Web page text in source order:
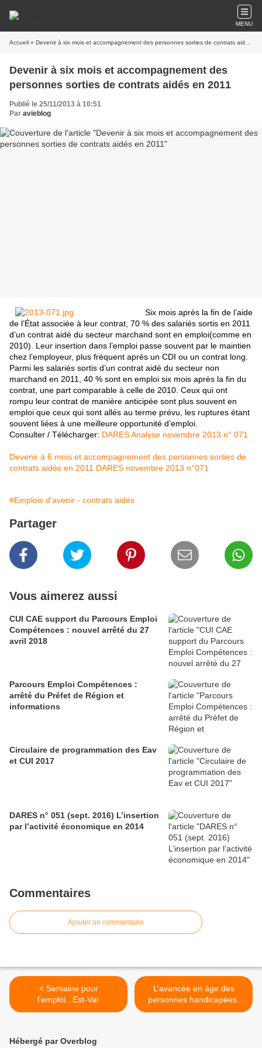
MENU
Accueil » Devenir à six mois et accompagnement des personnes sorties de contrats aidés en 2011
Devenir à six mois et accompagnement des
personnes sorties de contrats aidés en 2011
Publié le 25/11/2013 à 10:51
Par avieblog
Six mois après la fin de l’aide
de l’État associée à leur contrat, 70 % des salariés sortis en 2011
d’un contrat aidé du secteur marchand sont en emploi(comme en
2010). Leur insertion dans l’emploi passe souvent par le maintien
chez l’employeur, plus fréquent après un CDI ou un contrat long.
Parmi les salariés sortis d’un contrat aidé du secteur non
marchand en 2011, 40 % sont en emploi six mois après la fin du
contrat, une part comparable à celle de 2010. Ceux qui ont
rompu leur contrat de manière anticipée sont plus souvent en
emploi que ceux qui sont allés au terme prévu, les ruptures étant
souvent liées à une meilleure opportunité d’emploi.
Consulter / Télécharger: DARES Analyse novembre 2013 n° 071
Devenir à 6 mois et accompagnement des personnes sorties de
contrats aidés en 2011 DARES novembre 2013 n°071
#Emplois d'avenir - contrats aidés
Partager
Vous aimerez aussi
CUI CAE support du Parcours Emploi
Compétences : nouvel arrêté du 27
avril 2018
Parcours Emploi Compétences :
arrêté du Préfet de Région et
informations
Circulaire de programmation des Eav
et CUI 2017
DARES n° 051 (sept. 2016) L’insertion
par l’activité économique en 2014
Commentaires
Ajouter un commentaire
< Semaine pour
l'emploi...Est-Var
L’avancée en âge des
personnes handicapées.
Ministère des Affaires
Hébergé par Overblog